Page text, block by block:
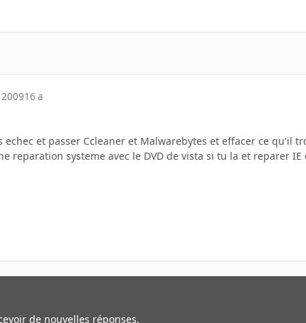
16 a
echec et passer Ccleaner et Malwarebytes et effacer ce qu'il
reparation systeme avec le DVD de vista si tu la et reparer IE
de nouvelles réponses.